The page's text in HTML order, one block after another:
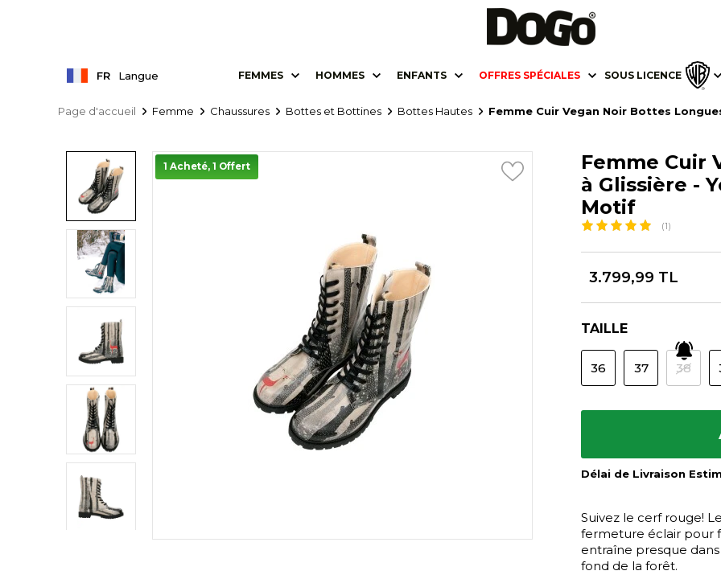
FR Langue FEMMES HOMMES ENFANTS OFFRES SPÉCIALES SOUS LICENCE
Page d'accueil Femme Chaussures Bottes et Bottines Bottes Hautes Femme Cuir Vegan Noir Bottes
1 Acheté, 1 Offert
Femme Cuir
à Glissière -
Motif
(1)
3.799,99 TL
TAILLE
36 37 38
Délai de Livraison
Suivez le cerf rouge!
fermeture éclair pour
entraîne presque
fond de la forêt.